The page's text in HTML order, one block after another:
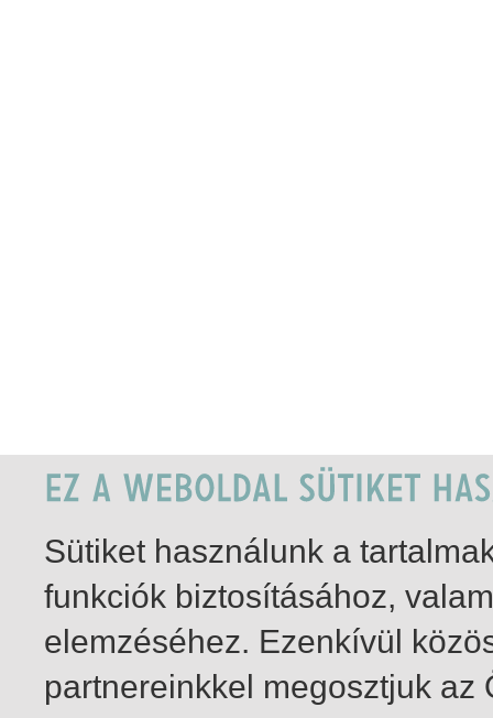
Sütiket használunk a
funkciók biztosításához,
elemzéséhez. Ezenkívül
partnereinkkel megosztjuk